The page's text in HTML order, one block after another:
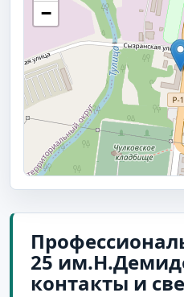
−
25
контакты и